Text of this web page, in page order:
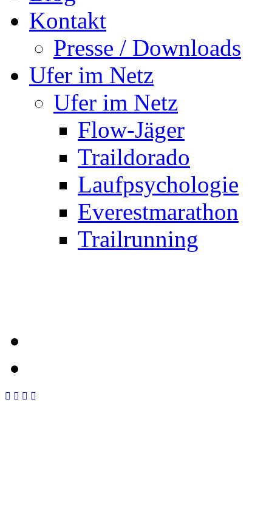
Kontakt
Presse / Downloads
Ufer im Netz
Ufer im Netz
Flow-Jäger
Traildorado
Laufpsychologie
Everestmarathon
Trailrunning